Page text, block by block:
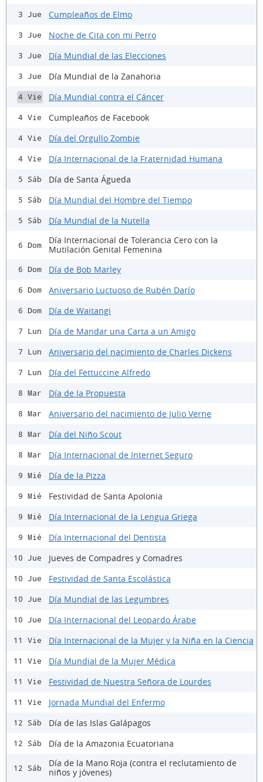
3 Jue Cumpleaños de Elmo
3 Jue Noche de Cita con mi Perro
3 Jue Día Mundial de las Elecciones
3 Jue Día Mundial de la Zanahoria
4 Vie Día Mundial contra el Cáncer
4 Vie Cumpleaños de Facebook
4 Vie Día del Orgullo Zombie
4 Vie Día Internacional de la Fraternidad Humana
5 Sáb Día de Santa Águeda
5 Sáb Día Mundial del Hombre del Tiempo
5 Sáb Día Mundial de la Nutella
6 Dom
Día Internacional de Tolerancia Cero con la
Mutilación Genital Femenina
6 Dom Día de Bob Marley
6 Dom Aniversario Luctuoso de Rubén Darío
6 Dom Día de Waitangi
7 Lun Día de Mandar una Carta a un Amigo
7 Lun Aniversario del nacimiento de Charles Dickens
7 Lun Día del Fettuccine Alfredo
8 Mar Día de la Propuesta
8 Mar Aniversario del nacimiento de Julio Verne
8 Mar Día del Niño Scout
8 Mar Día Internacional de Internet Seguro
9 Mié Día de la Pizza
9 Mié Festividad de Santa Apolonia
9 Mié Día Internacional de la Lengua Griega
9 Mié Día Internacional del Dentista
10 Jue Jueves de Compadres y Comadres
10 Jue Festividad de Santa Escolástica
10 Jue Día Mundial de las Legumbres
10 Jue Día Internacional del Leopardo Árabe
11 Vie Día Internacional de la Mujer y la Niña en la Ciencia
11 Vie Día Mundial de la Mujer Médica
11 Vie Festividad de Nuestra Señora de Lourdes
11 Vie Jornada Mundial del Enfermo
12 Sáb Día de las Islas Galápagos
12 Sáb Día de la Amazonia Ecuatoriana
12 Sáb
Día de la Mano Roja (contra el reclutamiento de
niños y jóvenes)